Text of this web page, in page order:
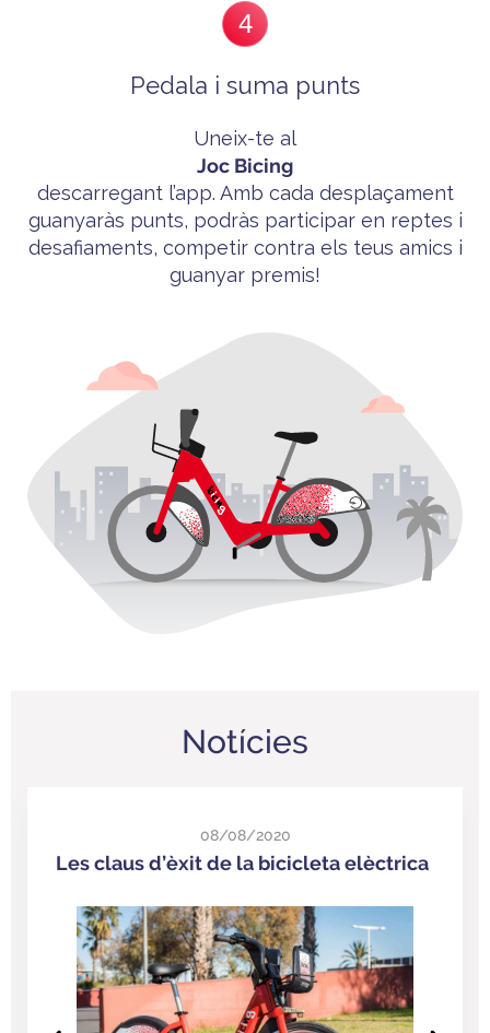
4
Pedala i suma punts
Uneix-te al
Joc Bicing
descarregant l’app. Amb cada desplaçament
guanyaràs punts, podràs participar en reptes i
desafiaments, competir contra els teus amics i
guanyar premis!
Notícies
08/08/2020
Les claus d’èxit de la bicicleta elèctrica